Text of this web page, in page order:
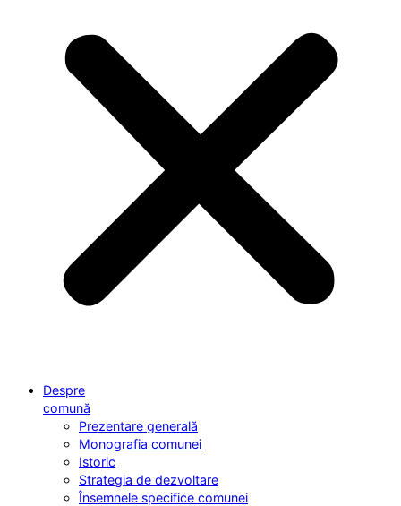
Despre
comună
Prezentare generală
Monografia comunei
Istoric
Strategia de dezvoltare
Însemnele specifice comunei